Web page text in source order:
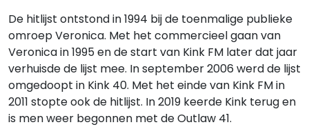
De hitlijst ontstond in 1994 bij de toenmalige publieke
omroep Veronica. Met het commercieel gaan van
Veronica in 1995 en de start van Kink FM later dat jaar
verhuisde de lijst mee. In september 2006 werd de lijst
omgedoopt in Kink 40. Met het einde van Kink FM in
2011 stopte ook de hitlijst. In 2019 keerde Kink terug en
is men weer begonnen met de Outlaw 41.